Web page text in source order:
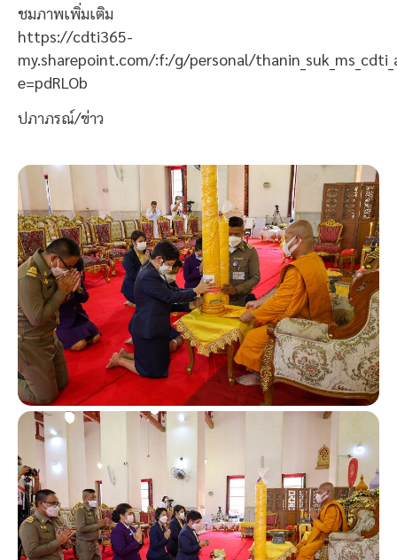
ชมภาพเพิ่มเติม
https://cdti365-
my.sharepoint.com/:f:/g/personal/
e=pdRLOb
ปภาภรณ์/ข่าว